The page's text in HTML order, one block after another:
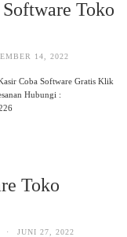
Toko
14, 2022
Coba Software Gratis Klik
Hubungi :
Toko
· JUNI 27, 2022